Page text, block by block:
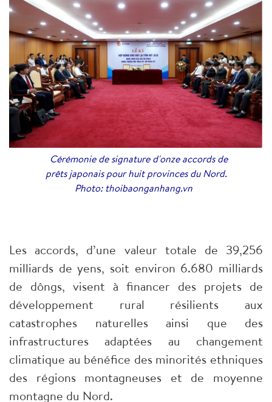
Cérémonie de signature d'onze accords de
prêts japonais pour huit provinces du Nord.
Photo: thoibaonganhang.vn
Les accords, d’une valeur totale de 39,256
milliards de yens, soit environ 6.680 milliards
de dôngs, visent à financer des projets de
développement rural résilients aux
catastrophes naturelles ainsi que des
infrastructures adaptées au changement
climatique au bénéfice des minorités ethniques
des régions montagneuses et de moyenne
montagne du Nord.